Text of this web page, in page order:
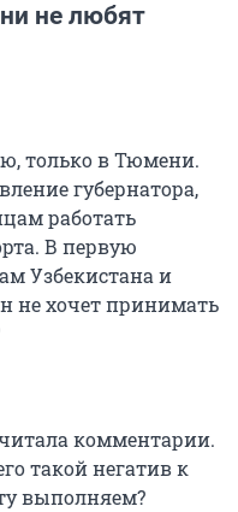
не любят
только в Тюмени.
губернатора,
работать
В первую
Узбекистана и
не хочет принимать
комментарии.
такой негатив к
выполняем?